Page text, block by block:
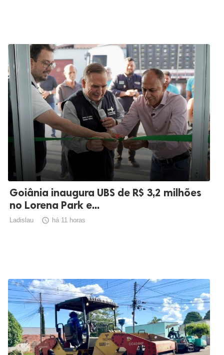
Goiânia inaugura UBS de R$ 3,2 milhões
no Lorena Park e...
Ladislau  há 11 horas